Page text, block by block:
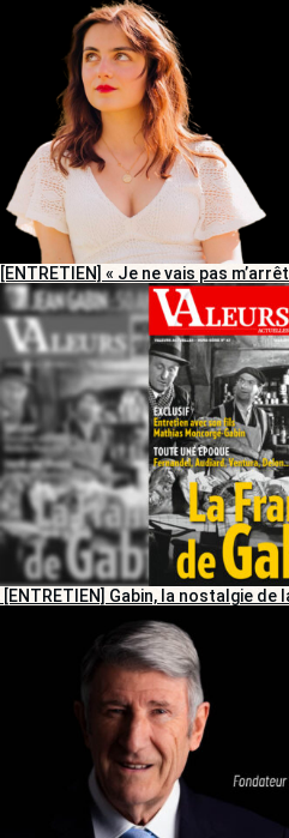
[ENTRETIEN] « Je ne vais pas
[ENTRETIEN] Gabin, la nostalgie de